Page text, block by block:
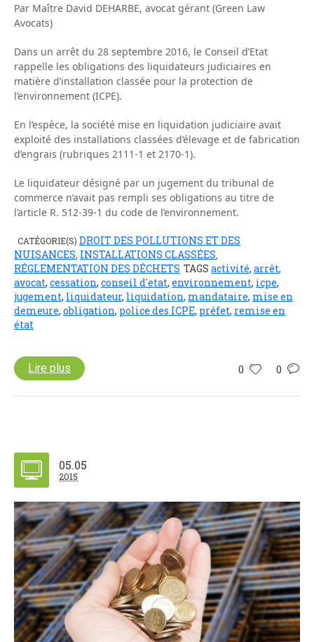
Par Maître David DEHARBE, avocat gérant (Green Law
Avocats)
Dans un arrêt du 28 septembre 2016, le Conseil d’Etat
rappelle les obligations des liquidateurs judiciaires en
matière d’installation classée pour la protection de
l’environnement (ICPE).
En l’espèce, la société mise en liquidation judiciaire avait
exploité des installations classées d’élevage et de fabrication
d’engrais (rubriques 2111-1 et 2170-1).
Le liquidateur désigné par un jugement du tribunal de
commerce n’avait pas rempli ses obligations au titre de
l’article R. 512-39-1 du code de l’environnement.
CATÉGORIE(S) DROIT DES POLLUTIONS ET DES
NUISANCES INSTALLATIONS CLASSÉES
RÉGLEMENTATION DES DÉCHETS TAGS activité, arrêt,
avocat, cessation, conseil d'etat, environnement, icpe,
jugement, liquidateur, liquidation, mandataire, mise en
demeure, obligation, police des ICPE, préfet, remise en
état
0 0
Lire plus
05.05
2015